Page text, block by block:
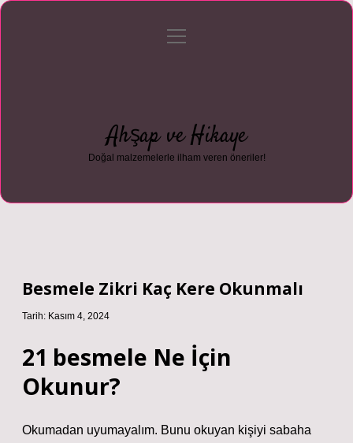
Gizlilik Politikası
menüyü
Ahşap ve Hikaye
Doğal malzemelerle ilham veren öneriler!
Besmele Zikri Kaç Kere Okunmalı
Tarih: Kasım 4, 2024
21 besmele Ne İçin
Okunur?
Okumadan uyumayalım. Bunu okuyan kişiyi sabaha